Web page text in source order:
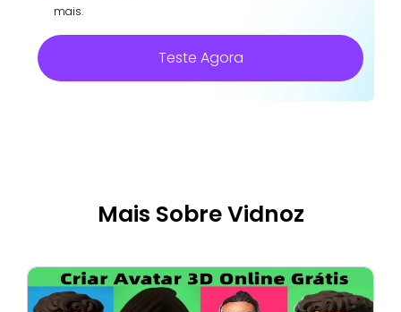
mais.
Teste Agora
Mais Sobre Vidnoz